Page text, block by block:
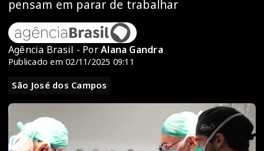
pensam em parar de trabalhar
Agência Brasil - PorAlana Gandra
Publicado em 02/11/2025 09:11
São José dos Campos